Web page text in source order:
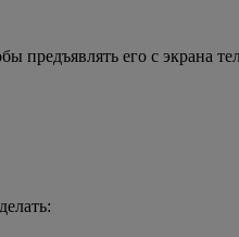
его с экрана